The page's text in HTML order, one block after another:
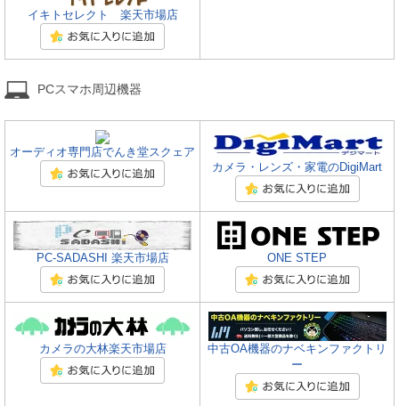
イキトセレクト 楽天市場店
PCスマホ周辺機器
オーディオ専門店でんき堂スクェア
カメラ・レンズ・家電のDigiMart
PC-SADASHI 楽天市場店 ONE STEP
カメラの大林楽天市場店
中古OA機器のナベキンファクトリ
ー